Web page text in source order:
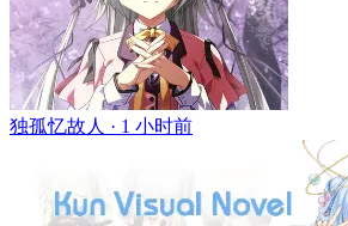
独孤忆故人 · 1 小时前